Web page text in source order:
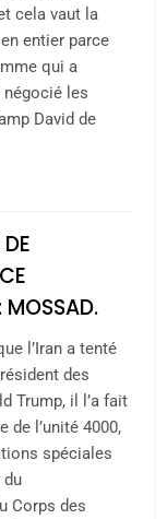
cela vaut la
entier parce
qui a
les
David de
MOSSAD.
l’Iran a tenté
des
Trump, il l’a fait
de l’unité 4000,
spéciales
du
Corps des